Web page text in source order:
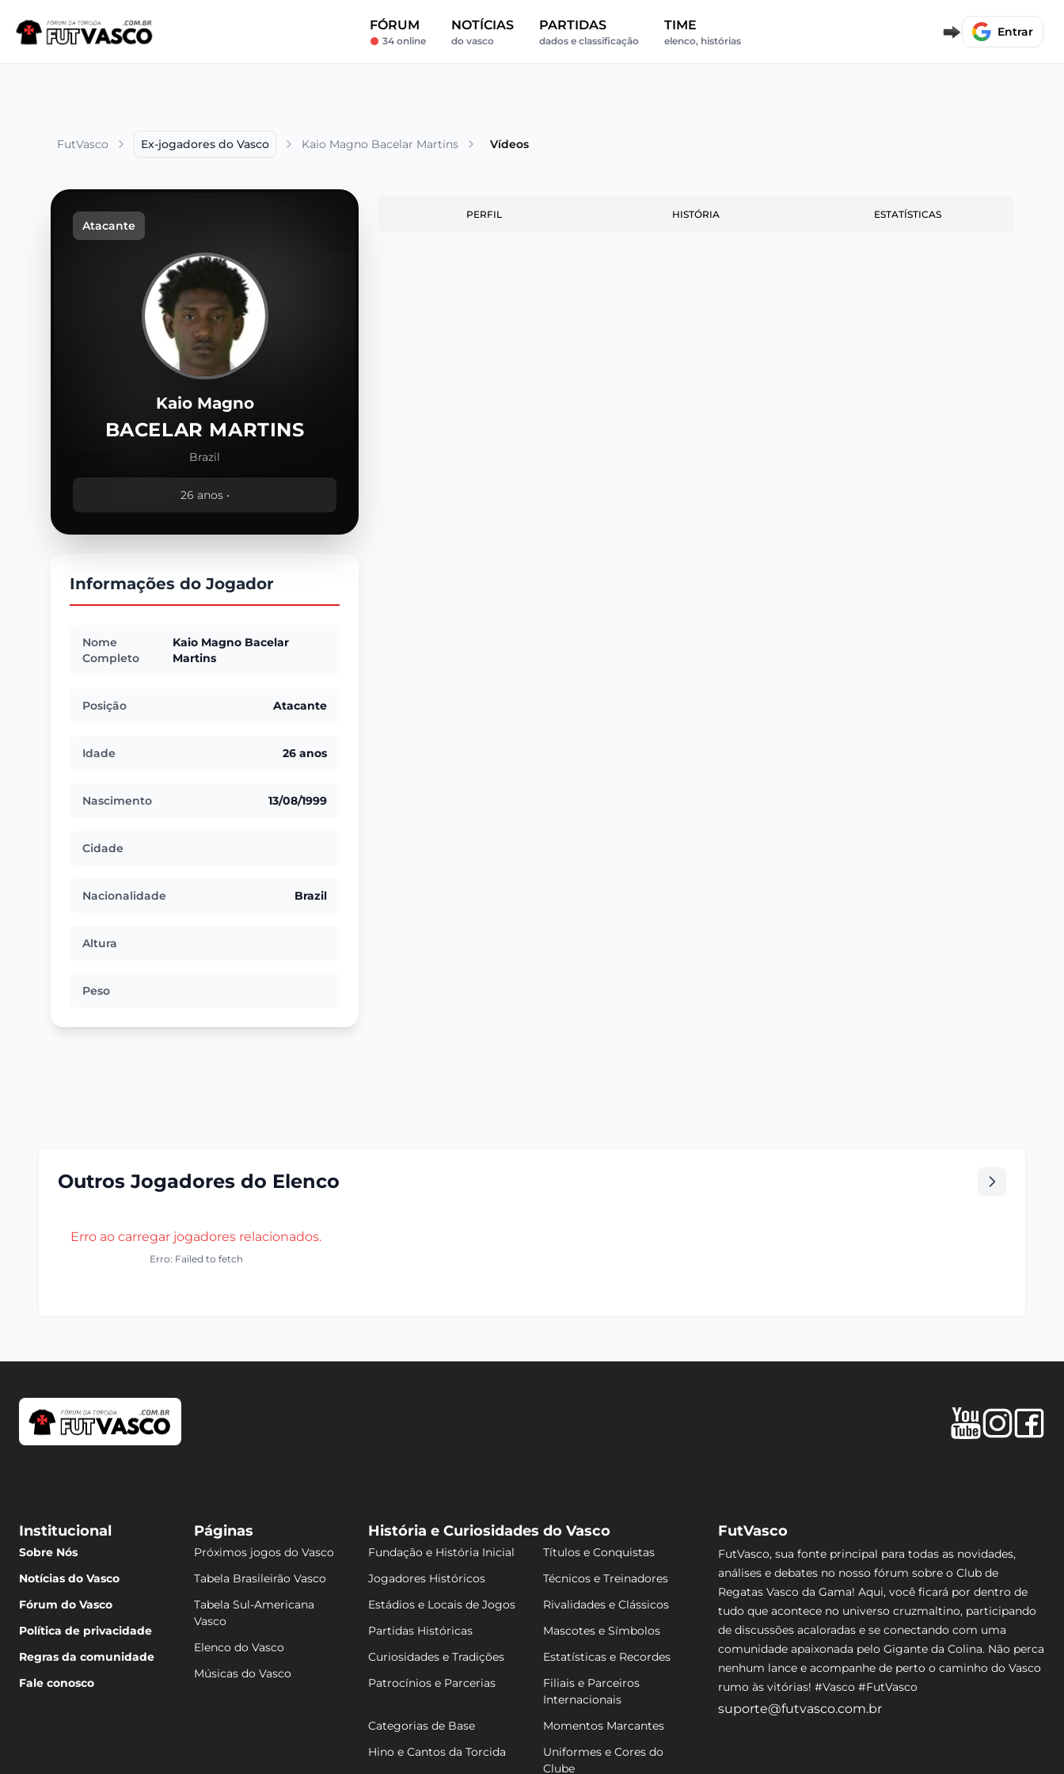
FÓRUM
34 online
NOTÍCIAS
do vasco
PARTIDAS
dados e classificação
TIME
elenco, histórias
Entrar
FutVasco Ex-jogadores do Vasco Kaio Magno Bacelar Martins Vídeos
Atacante
Kaio Magno
BACELAR MARTINS
Brazil
26 anos •
Informações do Jogador
Nome
Completo
Kaio Magno Bacelar
Martins
Posição Atacante
Idade 26 anos
Nascimento 13/08/1999
Cidade
Nacionalidade Brazil
Altura
Peso
PERFIL HISTÓRIA ESTATÍSTICAS
Outros Jogadores do Elenco
Erro ao carregar jogadores relacionados.
Erro: Failed to fetch
Institucional
Sobre Nós
Notícias do Vasco
Fórum do Vasco
Política de privacidade
Regras da comunidade
Fale conosco
Páginas
Próximos jogos do Vasco
Tabela Brasileirão Vasco
Tabela Sul-Americana
Vasco
Elenco do Vasco
Músicas do Vasco
História e Curiosidades do Vasco
Fundação e História Inicial
Títulos e Conquistas
Jogadores Históricos
Técnicos e Treinadores
Estádios e Locais de Jogos
Rivalidades e Clássicos
Partidas Históricas
Mascotes e Símbolos
Curiosidades e Tradições
Estatísticas e Recordes
Patrocínios e Parcerias
Filiais e Parceiros
Internacionais
Categorias de Base
Momentos Marcantes
Hino e Cantos da Torcida
Uniformes e Cores do
Clube
FutVasco
FutVasco, sua fonte principal para todas as novidades,
análises e debates no nosso fórum sobre o Club de
Regatas Vasco da Gama! Aqui, você ficará por dentro de
tudo que acontece no universo cruzmaltino, participando
de discussões acaloradas e se conectando com uma
comunidade apaixonada pelo Gigante da Colina. Não perca
nenhum lance e acompanhe de perto o caminho do Vasco
rumo às vitórias! #Vasco #FutVasco
suporte@futvasco.com.br